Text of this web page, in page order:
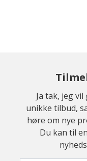
Ja tak, jeg
unikke tilbud,
høre om nye
Du kan til